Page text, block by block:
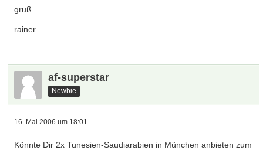
gruß
rainer
af-superstar
Newbie
16. Mai 2006 um 18:01
Könnte Dir 2x Tunesien-Saudiarabien in München anbieten zum